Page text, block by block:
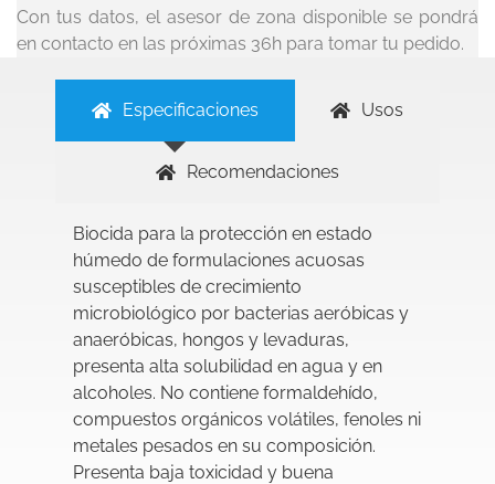
Con tus datos, el asesor de zona disponible se pondrá
en contacto en las próximas 36h para tomar tu pedido.
Especificaciones Usos
Recomendaciones
Biocida para la protección en estado
húmedo de formulaciones acuosas
susceptibles de crecimiento
microbiológico por bacterias aeróbicas y
anaeróbicas, hongos y levaduras,
presenta alta solubilidad en agua y en
alcoholes. No contiene formaldehído,
compuestos orgánicos volátiles, fenoles ni
metales pesados en su composición.
Presenta baja toxicidad y buena